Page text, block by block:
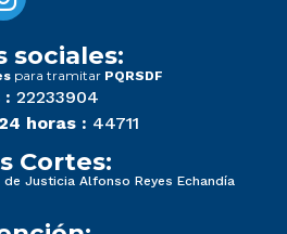
sociales:
para tramitar PQRSDF
: 22233904
horas : 44711
Cortes:
Justicia Alfonso Reyes Echandía